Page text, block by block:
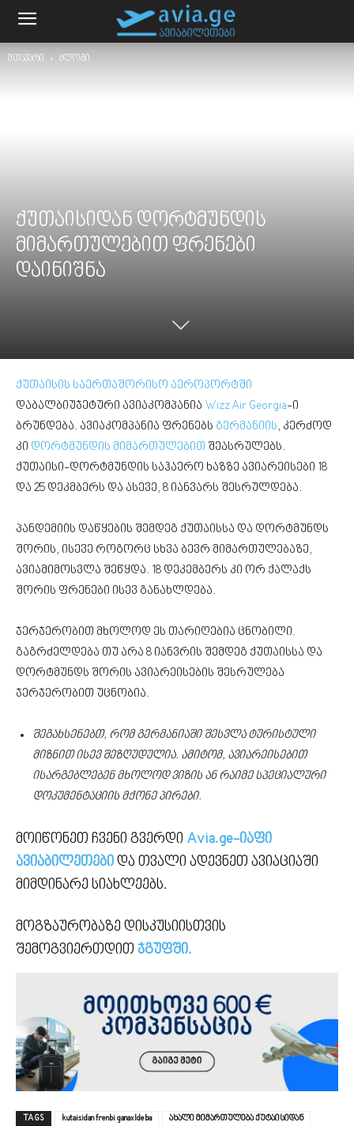
მთავარი ბლოგი
ქუთაისიდან დორტმუნდის
მიმართულებით ფრენები
დაინიშნა
ქუთაისის საერთაშორისო აეროპორტში
დაბალბიუჯეტური ავიაკომპანია Wizz Air Georgia-ი
ბრუნდება. ავიაკომპანია ფრენებს გერმანიის, კერძოდ
კი დორტმუნდის მიმართულებით შეასრულებს.
ქუთაისი-დორტმუნდის საჰაერო ხაზზე ავიარეისები 18
და 25 დეკმბერს და ასევე, 8 იანვარს შესრულდება.
პანდემიის დაწყების შემდეგ ქუთაისსა და დორტმუნდს
შორის, ისევე როგორც სხვა ბევრ მიმართულებაზე,
ავიამიმოსვლა შეწყდა. 18 დეკემბერს კი ორ ქალაქს
შორის ფრენები ისევ განახლდება.
ჯერჯერობით მხოლოდ ეს თარიღებია ცნობილი.
გაგრძელდება თუ არა 8 იანვრის შემდეგ ქუთაისსა და
დორტმუნდს შორის ავიარეისების შესრულება
ჯერჯერობით უცნობია.
შეგახსენებთ, რომ გერმანიაში შესვლა ტურისტული
მიზნით ისევ შეზღუდულია. ამიტომ, ავიარეისებით
ისარგებლებენ მხოლოდ ვიზის ან რაიმე სპეციალური
დოკუმენტაციის მქონე პირები.
მოიწონეთ ჩვენი გვერდი Avia.ge-იაფი
ავიაბილეთებიდა თვალი ადევნეთ ავიაციაში
მიმდინარე სიახლეებს.
მოგზაურობაზე დისკუსიისთვის
შემოგვიერთდით ჯგუფში.
TAGS kutaisidan frenbi ganaxldeba
ახალი მიმართულება ქუტაისიდან